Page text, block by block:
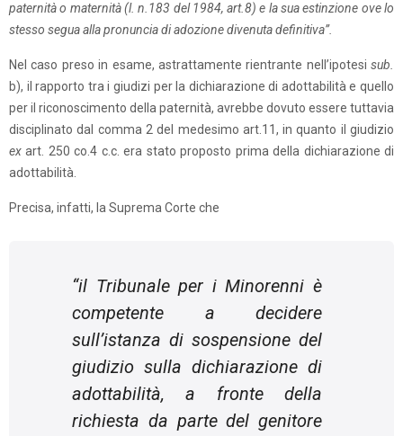
paternità o maternità (l. n.183 del 1984, art.8) e la sua estinzione ove lo
stesso segua alla pronuncia di adozione divenuta definitiva”.
Nel caso preso in esame, astrattamente rientrante nell’ipotesi sub.
b), il rapporto tra i giudizi per la dichiarazione di adottabilità e quello
per il riconoscimento della paternità, avrebbe dovuto essere tuttavia
disciplinato dal comma 2 del medesimo art.11, in quanto il giudizio
exart. 250 co.4 c.c. era stato proposto prima della dichiarazione di
adottabilità.
Precisa, infatti, la Suprema Corte che
“il Tribunale per i Minorenni è
competente a decidere
sull’istanza di sospensione del
giudizio sulla dichiarazione di
adottabilità, a fronte della
richiesta da parte del genitore